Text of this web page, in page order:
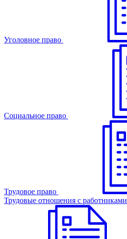
Уголовное право
Cоциальное право
Трудовое право
Трудовые отношения с работниками